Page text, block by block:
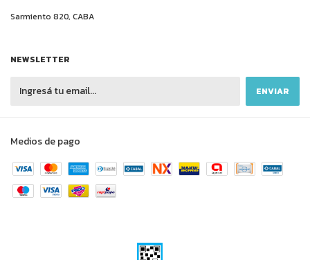
Sarmiento 820, CABA
NEWSLETTER
Medios de pago